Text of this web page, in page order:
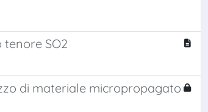
SO2
di materiale micropropagato